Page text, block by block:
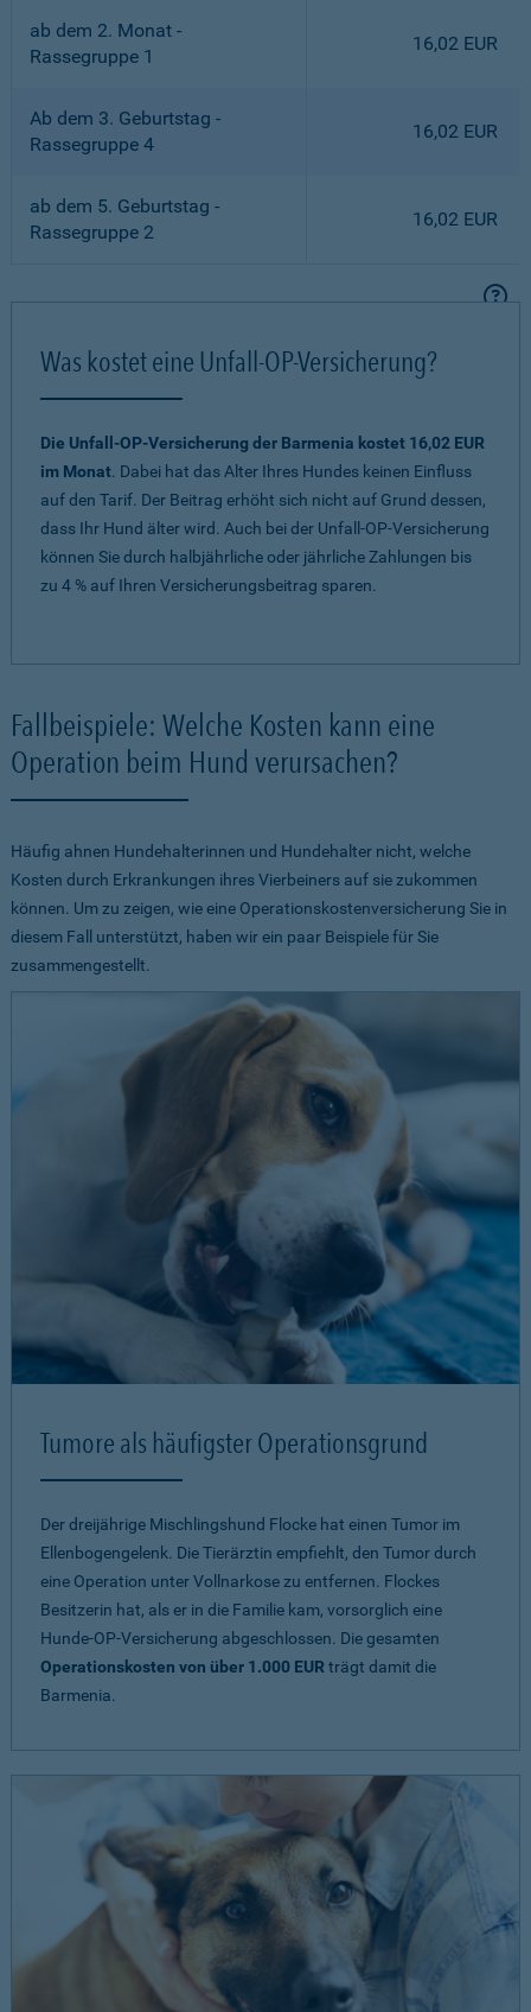
ab dem 2. Monat -
Rassegruppe 1
16,02 EUR
Ab dem 3. Geburtstag -
Rassegruppe 4
16,02 EUR
ab dem 5. Geburtstag -
Rassegruppe 2
16,02 EUR
Was kostet eine Unfall-OP-Versicherung?
Die Unfall-OP-Versicherung der Barmenia kostet 16,02 EUR
im Monat. Dabei hat das Alter Ihres Hundes keinen Einfluss
auf den Tarif. Der Beitrag erhöht sich nicht auf Grund dessen,
dass Ihr Hund älter wird. Auch bei der Unfall-OP-Versicherung
können Sie durch halbjährliche oder jährliche Zahlungen bis
zu 4 % auf Ihren Versicherungsbeitrag sparen.
Fallbeispiele: Welche Kosten kann eine
Operation beim Hund verursachen?
Häufig ahnen Hundehalterinnen und Hundehalter nicht, welche
Kosten durch Erkrankungen ihres Vierbeiners auf sie zukommen
können. Um zu zeigen, wie eine Operationskostenversicherung Sie in
diesem Fall unterstützt, haben wir ein paar Beispiele für Sie
zusammengestellt.
Tumore als häufigster Operationsgrund
Der dreijährige Mischlingshund Flocke hat einen Tumor im
Ellenbogengelenk. Die Tierärztin empfiehlt, den Tumor durch
eine Operation unter Vollnarkose zu entfernen. Flockes
Besitzerin hat, als er in die Familie kam, vorsorglich eine
Hunde-OP-Versicherung abgeschlossen. Die gesamten
Operationskosten von über 1.000 EUR trägt damit die
Barmenia.